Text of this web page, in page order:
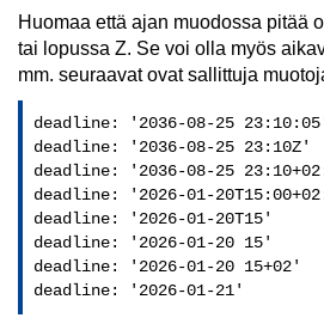
Huomaa että ajan muodossa pitää
tai lopussa Z. Se voi olla myös
mm. seuraavat ovat sallittuja
deadline: '2036-08-25
deadline: '2036-08-25 23:10Z'
deadline: '2036-08-25
deadline: '2026-01-
deadline: '2026-01-20T15'
deadline: '2026-01-20 15'
deadline: '2026-01-20 15+02'
deadline: '2026-01-21'